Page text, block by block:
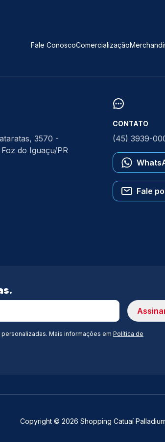
Fale ConoscoComercialização
3570 -
do Iguaçu/PR
CONTATO
(45) 3939-
Fale
Mais informações em Política de
Copyright © 2026 Shopping Catuaí